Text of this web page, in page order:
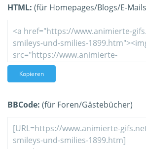
HTML: (für Homepages/Blogs/E-
Kopieren
BBCode: (für Foren/Gästebücher)